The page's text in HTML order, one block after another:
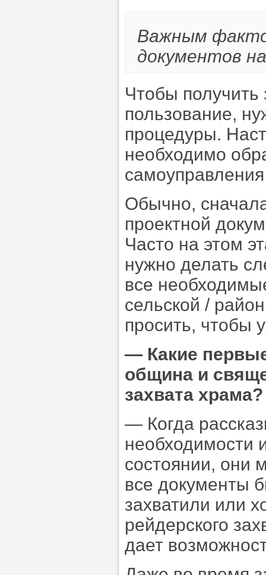
Важным
документов
Чтобы получить
пользование,
процедуры.
необходимо
Обычно,
проектной
Часто на этом
нужно делать
все
сельской /
просить, чтобы
— Какие
община и
захвата храма?
— Когда
необходимости
состоянии, они
все документы
захватили или
рейдерского
дает